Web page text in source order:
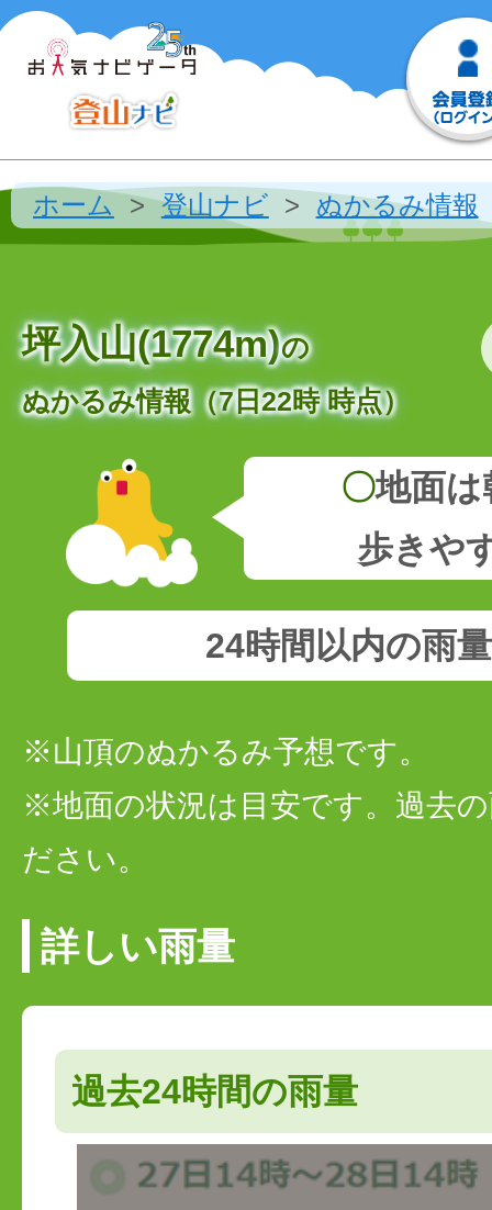
ホーム 登山ナビ ぬかるみ情報
坪入山(1774m)の
ぬかるみ情報（7日22時 時点）
〇地面
歩きや
24時間以内の雨
※山頂のぬかるみ予想です。
※地面の状況は目安です。過去
ださい。
詳しい雨量
過去24時間の雨量